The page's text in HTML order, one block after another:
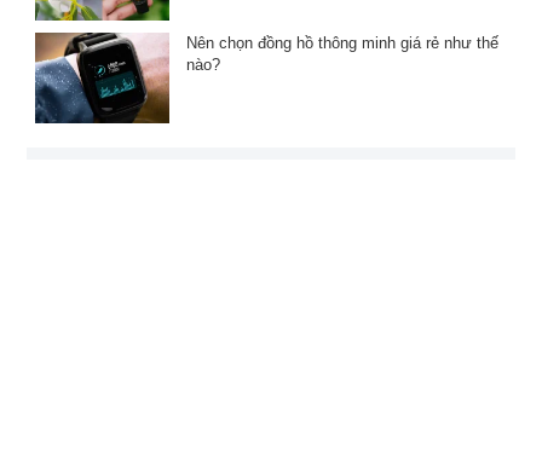
Nên chọn đồng hồ thông minh giá rẻ như thế
nào?